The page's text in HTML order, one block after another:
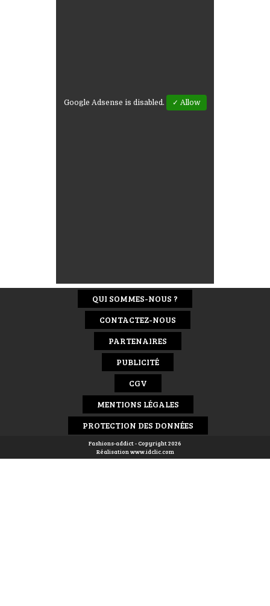
Google Adsense is disabled. ✓ Allow
QUI SOMMES-NOUS ?
CONTACTEZ-NOUS
PARTENAIRES
PUBLICITÉ
CGV
MENTIONS LÉGALES
PROTECTION DES DONNÉES
Fashions-addict - Copyright 2026
Réalisationwww.idclic.com